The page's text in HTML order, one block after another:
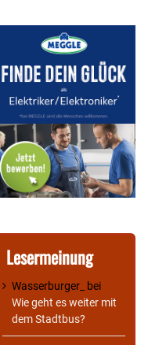
Lesermeinung
Wasserburger_
bei
Wie geht es weiter mit
dem Stadtbus?